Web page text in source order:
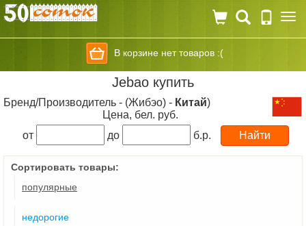
В корзине нет товаров :(
Jebao купить
Бренд/Производитель - (Жибэо) - Китай)
Цена, бел. руб.
от
до б.р.
Сортировать товары:
популярные
недорогие